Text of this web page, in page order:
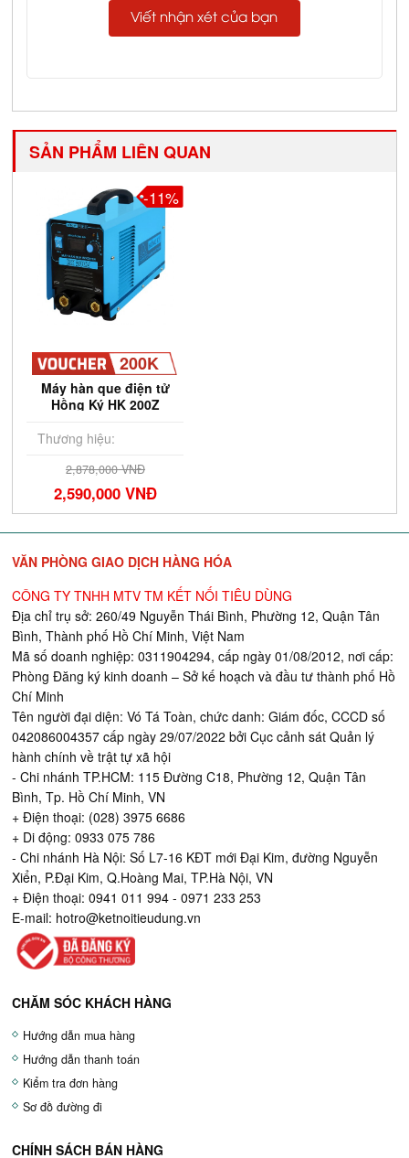
Viết nhận xét của bạn
SẢN PHẨM LIÊN QUAN
200K
Máy hàn que điện tử
Hồng Ký HK 200Z
Thương hiệu:
2,878,000 VNĐ
2,590,000 VNĐ
-11%
VĂN PHÒNG GIAO DỊCH HÀNG HÓA
CÔNG TY TNHH MTV TM KẾT NỐI TIÊU DÙNG
Địa chỉ trụ sở: 260/49 Nguyễn Thái Bình, Phường 12, Quận Tân
Bình, Thành phố Hồ Chí Minh, Việt Nam
Mã số doanh nghiệp: 0311904294, cấp ngày 01/08/2012, nơi cấp:
Phòng Đăng ký kinh doanh – Sở kế hoạch và đầu tư thành phố Hồ
Chí Minh
Tên người đại diện: Vó Tá Toàn, chức danh: Giám đốc, CCCD số
042086004357 cấp ngày 29/07/2022 bởi Cục cảnh sát Quản lý
hành chính về trật tự xã hội
- Chi nhánh TP.HCM: 115 Đường C18, Phường 12, Quận Tân
Bình, Tp. Hồ Chí Minh, VN
+ Điện thoại: (028) 3975 6686
+ Di động: 0933 075 786
- Chi nhánh Hà Nội: Số L7-16 KĐT mới Đại Kim, đường Nguyễn
Xiển, P.Đại Kim, Q.Hoàng Mai, TP.Hà Nội, VN
+ Điện thoại: 0941 011 994 - 0971 233 253
E-mail: hotro@ketnoitieudung.vn
CHĂM SÓC KHÁCH HÀNG
Hướng dẫn mua hàng
Hướng dẫn thanh toán
Kiểm tra đơn hàng
Sơ đồ đường đi
CHÍNH SÁCH BÁN HÀNG